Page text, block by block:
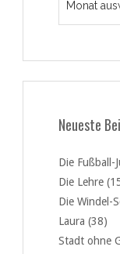
Neueste
Die Fußball-
Die Lehre
Die Windel-
Laura (38)
Stadt ohne